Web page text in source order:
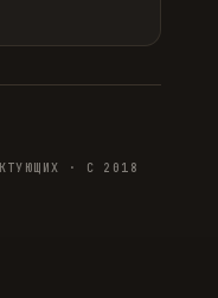
· С 2018